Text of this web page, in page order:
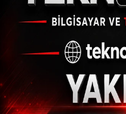
Erzurum’a